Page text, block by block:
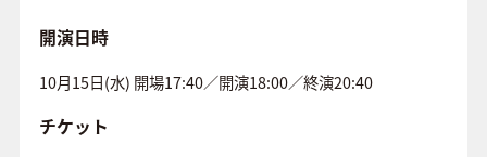
開演日時
10月15日(水) 開場17:40／開演18:00／終演20:40
チケット